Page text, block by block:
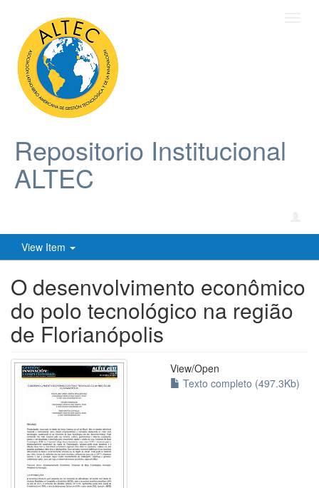
Repositorio Institucional
ALTEC
View Item
O desenvolvimento econômico
do polo tecnológico na região
de Florianópolis
View/Open
Texto completo (497.3Kb)